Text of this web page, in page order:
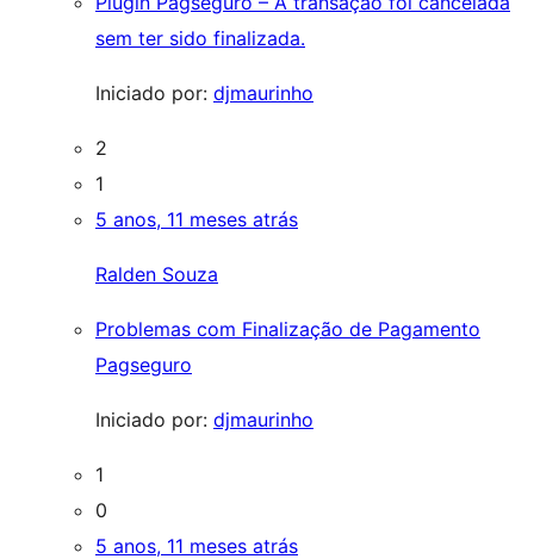
sem ter sido finalizada.
Iniciado por: djmaurinho
2
1
5 anos, 11 meses atrás
Ralden Souza
Problemas com Finalização de Pagamento
Pagseguro
Iniciado por: djmaurinho
1
0
5 anos, 11 meses atrás